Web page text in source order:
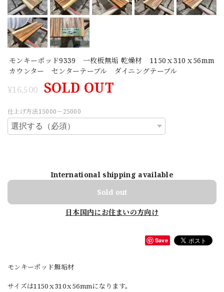
モンキーポッド9339 一枚板無垢 乾燥材 1150ｘ310ｘ56mm
カウンター センターテーブル ダイニングテーブル
¥16,500 SOLD OUT
仕上げ方法15000－25000
International shipping available
Sold out
日本国内にお住まいの方向け
Save
モンキーポッド無垢材
サイズは1150ｘ310ｘ56mmになります。